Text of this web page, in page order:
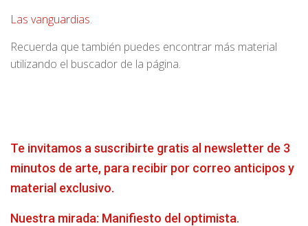
Las vanguardias.
Recuerda que también puedes encontrar más material
utilizando el buscador de la página.
Te invitamos a suscribirte gratis al newsletter de 3
minutos de arte, para recibir por correo anticipos y
material exclusivo.
Nuestra mirada: Manifiesto del optimista.